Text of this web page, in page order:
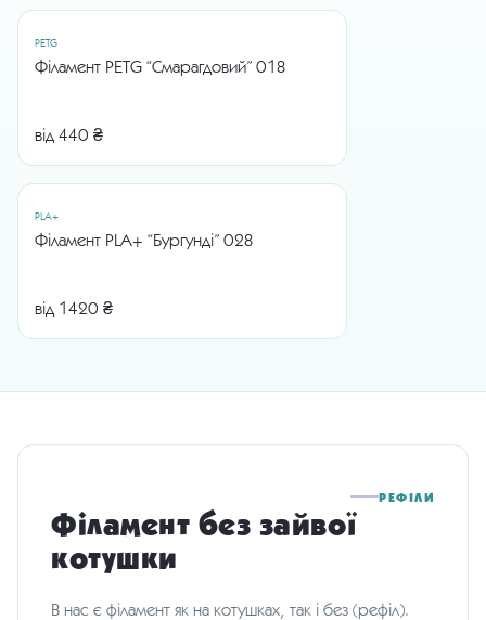
PETG
Філамент PETG “Смарагдовий” 018
від 440 ₴
PLA+
Філамент PLA+ “Бургунді” 028
від 1420 ₴
РЕФІЛИ
Філамент без зайвої
котушки
В нас є філамент як на котушках, так і без (рефіл).